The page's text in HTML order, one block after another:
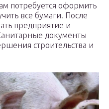
потребуется оформить
все бумаги. После
предприятие и
документы
строительства и